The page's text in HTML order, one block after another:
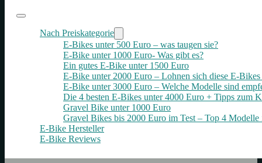
Nach Preiskategorie
E-Bikes unter 500 Euro – was taugen sie?
E-Bike unter 1000 Euro- Was gibt es?
Ein gutes E-Bike unter 1500 Euro
E-Bike unter 2000 Euro – Lohnen sich diese E-
E-Bike unter 3000 Euro – Welche Modelle sind
Die 4 besten E‑Bikes unter 4000 Euro + Tipps zum
Gravel Bike unter 1000 Euro
Gravel Bikes bis 2000 Euro im Test – Top 4 Modelle
E-Bike Hersteller
E-Bike Reviews